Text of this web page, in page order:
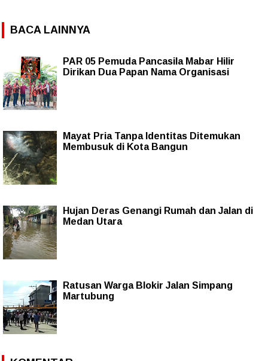
BACA LAINNYA
PAR 05 Pemuda Pancasila Mabar Hilir
Dirikan Dua Papan Nama Organisasi
Mayat Pria Tanpa Identitas Ditemukan
Membusuk di Kota Bangun
Hujan Deras Genangi Rumah dan Jalan di
Medan Utara
Ratusan Warga Blokir Jalan Simpang
Martubung